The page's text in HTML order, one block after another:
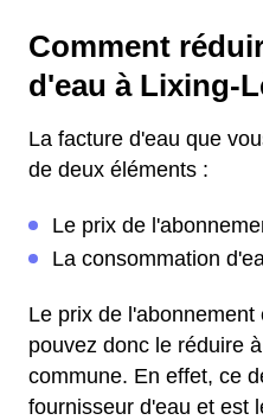
Comment
d'eau à Lixing-
La facture d'eau que
de deux éléments :
Le prix de
La consommation
Le prix de
pouvez donc le réduire
commune. En effet, ce
fournisseur d'eau et est